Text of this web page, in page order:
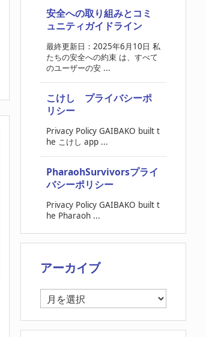
安全への取り組みとコミ
ュニティガイドライン
最終更新日：2025年6月10日 私
たちの安全への約束 は、すべて
のユーザーの安 ...
こけし プライバシーポ
リシー
Privacy Policy GAIBAKO built t
he こけし app ...
PharaohSurvivorsプライ
バシーポリシー
Privacy Policy GAIBAKO built t
he Pharaoh ...
アーカイブ
ア
ー
カ